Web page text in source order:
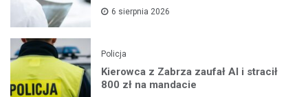
6 sierpnia 2026
Policja
Kierowca z Zabrza zaufał AI i stracił
800 zł na mandacie